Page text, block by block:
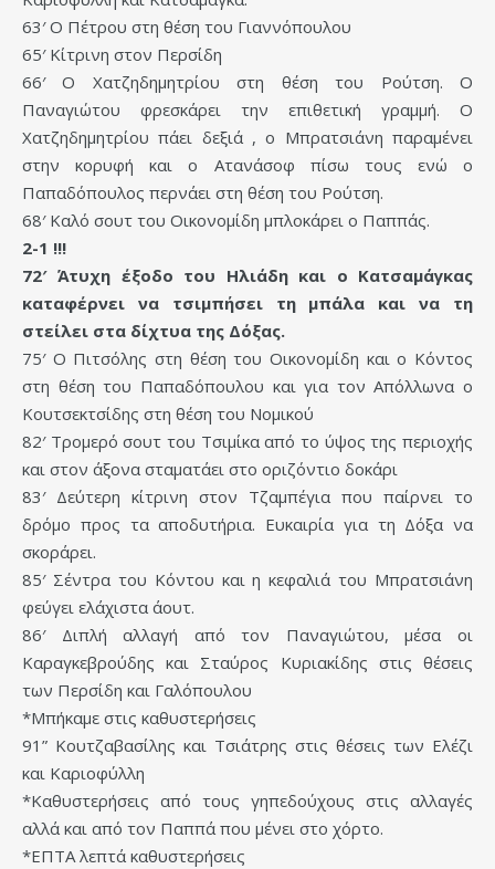
63′ Ο Πέτρου στη θέση του Γιαννόπουλου
65′ Κίτρινη στον Περσίδη
66′ Ο Χατζηδημητρίου στη θέση του Ρούτση. Ο
Παναγιώτου φρεσκάρει την επιθετική γραμμή. Ο
Χατζηδημητρίου πάει δεξιά , ο Μπρατσιάνη παραμένει
στην κορυφή και ο Ατανάσοφ πίσω τους ενώ ο
Παπαδόπουλος περνάει στη θέση του Ρούτση.
68′ Καλό σουτ του Οικονομίδη μπλοκάρει ο Παππάς.
2-1 !!!
72′ Άτυχη έξοδο του Ηλιάδη και ο Κατσαμάγκας
καταφέρνει να τσιμπήσει τη μπάλα και να τη
στείλει στα δίχτυα της Δόξας.
75′ Ο Πιτσόλης στη θέση του Οικονομίδη και ο Κόντος
στη θέση του Παπαδόπουλου και για τον Απόλλωνα ο
Κουτσεκτσίδης στη θέση του Νομικού
82′ Τρομερό σουτ του Τσιμίκα από το ύψος της περιοχής
και στον άξονα σταματάει στο οριζόντιο δοκάρι
83′ Δεύτερη κίτρινη στον Τζαμπέγια που παίρνει το
δρόμο προς τα αποδυτήρια. Ευκαιρία για τη Δόξα να
σκοράρει.
85′ Σέντρα του Κόντου και η κεφαλιά του Μπρατσιάνη
φεύγει ελάχιστα άουτ.
86′ Διπλή αλλαγή από τον Παναγιώτου, μέσα οι
Καραγκεβρούδης και Σταύρος Κυριακίδης στις θέσεις
των Περσίδη και Γαλόπουλου
*Μπήκαμε στις καθυστερήσεις
91” Κουτζαβασίλης και Τσιάτρης στις θέσεις των Ελέζι
και Καριοφύλλη
*Καθυστερήσεις από τους γηπεδούχους στις αλλαγές
αλλά και από τον Παππά που μένει στο χόρτο.
*ΕΠΤΑ λεπτά καθυστερήσεις